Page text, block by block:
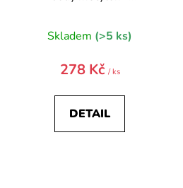
Skladem (>5 ks)
278 Kč / ks
DETAIL